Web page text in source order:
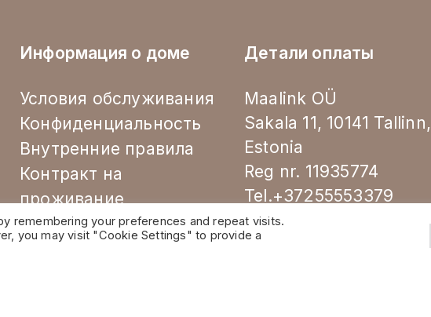
Информация о доме
Условия обслуживания
Конфиденциальность
Внутренние правила
Контракт на
проживание
Детали оплаты
Maalink OÜ
Sakala 11, 10141 Tallinn,
Estonia
Reg nr. 11935774
Tel.+37255553379
remembering your preferences and repeat visits.
you may visit "Cookie Settings" to provide a